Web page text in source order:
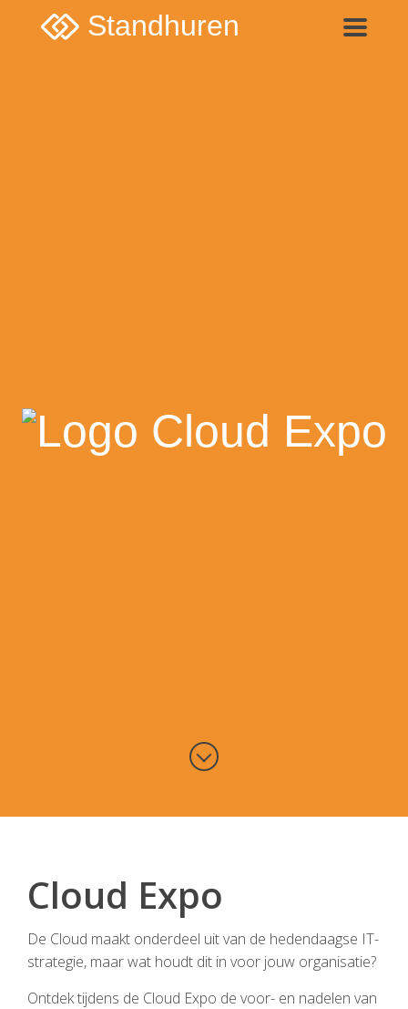
Standhuren
Cloud Expo
De Cloud maakt onderdeel uit van de hedendaagse IT-
strategie, maar wat houdt dit in voor jouw organisatie?
Ontdek tijdens de Cloud Expo de voor- en nadelen van